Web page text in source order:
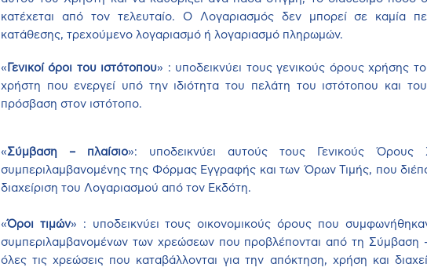
κατέχεται από τον τελευταίο. Ο Λογαριασμός δεν μπορεί σε καμία
κατάθεσης, τρεχούμενο λογαριασμό ή λογαριασμό πληρωμών.
« Γενικοί όροι του ιστότοπου» : υποδεικνύει τους γενικούς όρους χρήσης
χρήστη που ενεργεί υπό την ιδιότητα του πελάτη του ιστότοπου και
πρόσβαση στον ιστότοπο.
«Σύμβαση – πλαίσιο»: υποδεικνύει αυτούς τους Γενικούς Όρους
συμπεριλαμβανομένης της Φόρμας Εγγραφής και των Όρων Τιμής, που
διαχείριση του Λογαριασμού από τον Εκδότη.
«Όροι τιμών» : υποδεικνύει τους οικονομικούς όρους που
συμπεριλαμβανομένων των χρεώσεων που προβλέπονται από τη Σύμβαση
όλες τις χρεώσεις που καταβάλλονται για την απόκτηση, χρήση και